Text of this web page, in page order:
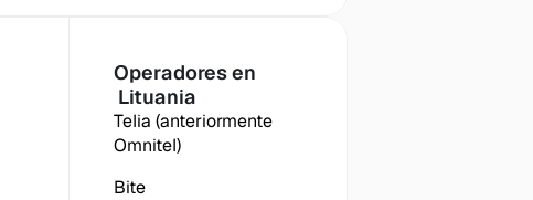
Operadores en
Lituania
Telia (anteriormente
Omnitel)
Bite